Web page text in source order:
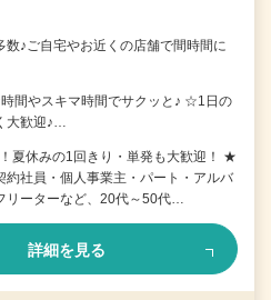
♪ご自宅やお近くの店舗で間時間に
間やスキマ時間でサクッと♪ ☆1日の
大歓迎♪…
夏休みの1回きり・単発も大歓迎！ ★
約社員・個人事業主・パート・アルバ
リーターなど、20代～50代…
詳細を見る